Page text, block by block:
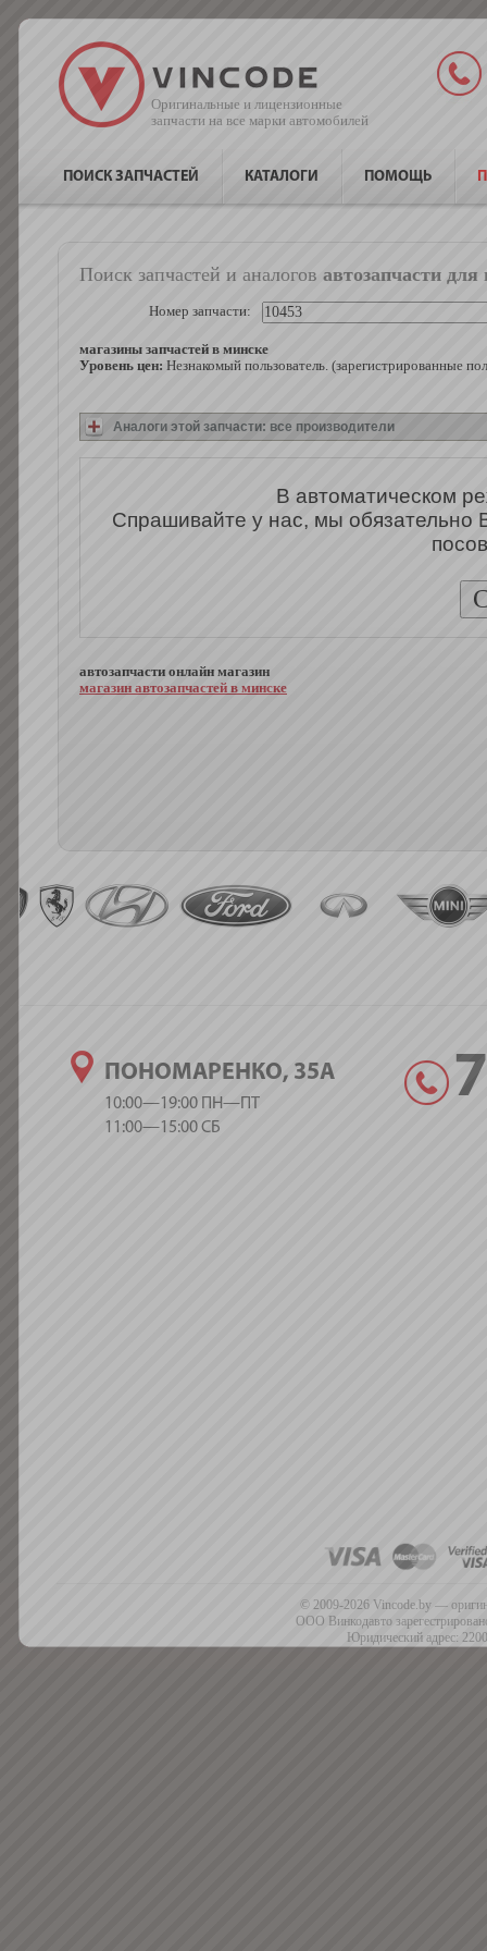
Оригинальные и лицензионные
запчасти на все марки автомобилей
ПОИСК ЗАПЧАСТЕЙ КАТАЛОГИ ПОМОЩЬ
Поиск запчастей и аналогов автозапчасти
Номер запчасти:
магазины запчастей в минске
Уровень цен: Незнакомый пользователь. (зарегистрированные
Аналоги этой запчасти: все производители
В автоматическом
Спрашивайте у нас, мы
автозапчасти онлайн магазин
магазин автозапчастей в минске
ПОНОМАРЕНКО, 35А
10:00—19:00 ПН—ПТ
11:00—15:00 СБ
© 2009-2026 Vincode.by —
ООО Винкодавто
Юридический адрес: